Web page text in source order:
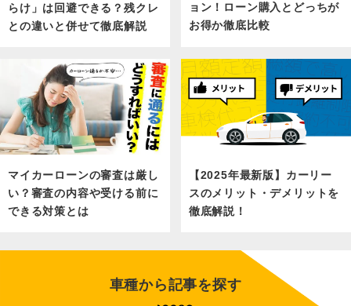
らけ」は回避できる？残クレ
との違いと併せて徹底解説
ョン！ローン購入とどっちが
お得か徹底比較
マイカーローンの審査は厳し
い？審査の内容や受ける前に
できる対策とは
【2025年最新版】カーリー
スのメリット・デメリットを
徹底解説！
車種から記事を探す